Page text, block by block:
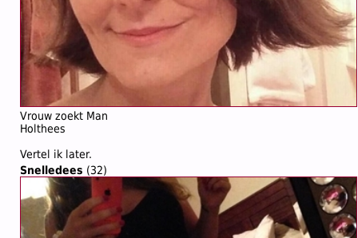
Vrouw zoekt Man
Holthees
Vertel ik later.
Snelledees (32)